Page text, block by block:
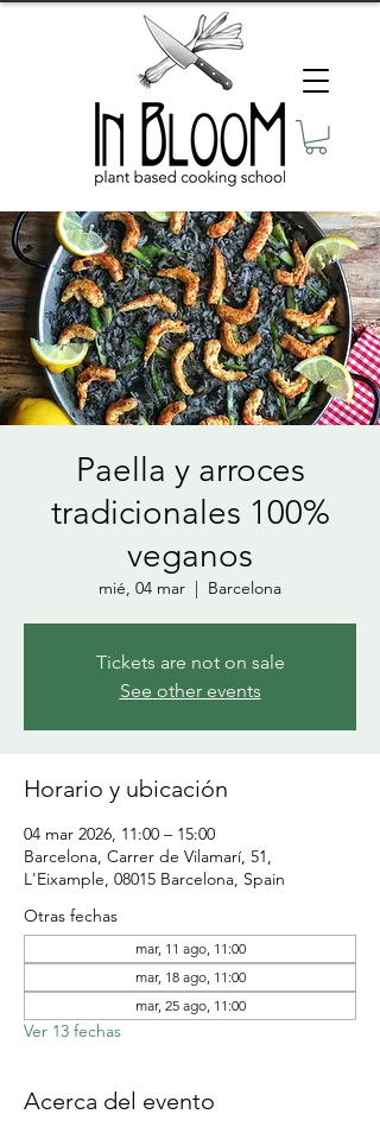
Paella y arroces
tradicionales 100%
veganos
mié, 04 mar
  |
Barcelona
Tickets are not on sale
See other events
Horario y ubicación
04 mar 2026, 11:00 – 15:00
Barcelona, Carrer de Vilamarí, 51,
L'Eixample, 08015 Barcelona, Spain
Otras fechas
mar, 11 ago, 11:00
mar, 18 ago, 11:00
mar, 25 ago, 11:00
Ver 13 fechas
Acerca del evento